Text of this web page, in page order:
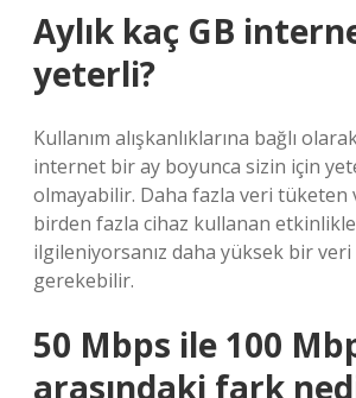
Aylık kaç GB
yeterli?
Kullanım alışkanlıklarına bağlı
internet bir ay boyunca sizin için
olmayabilir. Daha fazla veri tüketen
birden fazla cihaz kullanan
ilgileniyorsanız daha yüksek bir
gerekebilir.
50 Mbps ile 100
arasındaki fark